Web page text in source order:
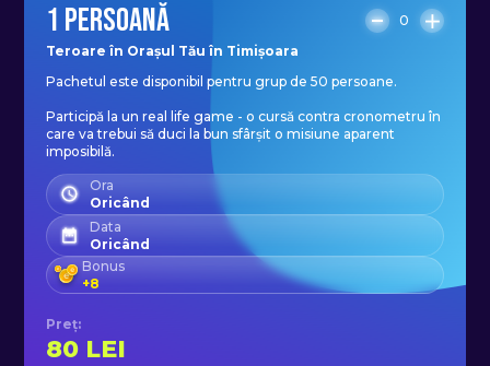
1 PERSOANĂ
0
Teroare în Orașul Tău în Timișoara
Pachetul este disponibil pentru grup de 50 persoane.
Participă la un real life game - o cursă contra cronometru în
care va trebui să duci la bun sfârșit o misiune aparent
imposibilă.
Ora
Oricând
Data
Oricând
Bonus
+8
Preț:
80 LEI